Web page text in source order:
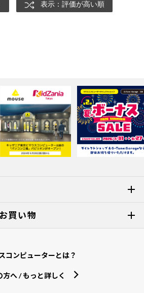
表示：評価が高い順
買い物
コンピューターとは？
方へ / もっと詳しく